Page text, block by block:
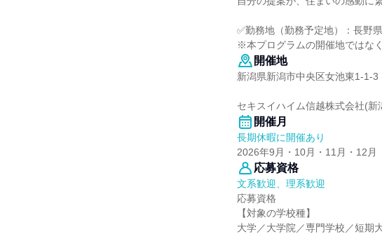
✅勤務地（勤務予定地）：長野
※本プログラムの開催地ではな
開催地
新潟県新潟市中央区女池東1-1-3
セキスイハイム信越株式会社(
開催月
長期休暇に開催あり
2026年9月・10月・11月・12月
応募資格
文系歓迎、理系歓迎
応募資格
【対象の学校種】
大学／大学院／専門学校／短期